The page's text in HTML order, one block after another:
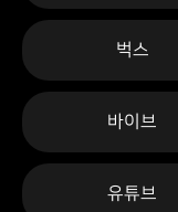
벅스
바이브
유튜브